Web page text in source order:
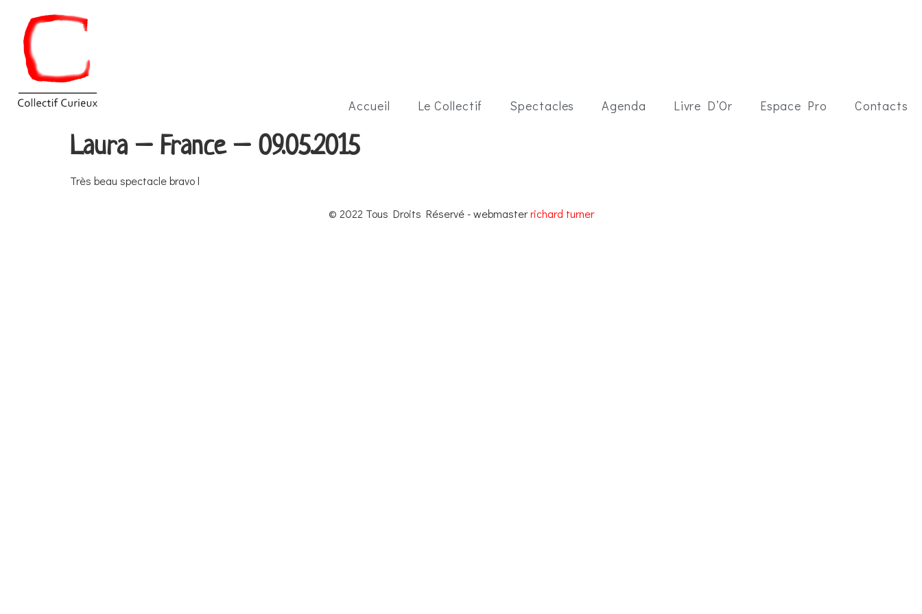
Accueil Le Collectif Spectacles Agenda Livre D’Or Espace Pro Contacts
Laura – France – 09.05.2015
Très beau spectacle bravo l
© 2022 Tous Droits Réservé - webmasterrichard turner